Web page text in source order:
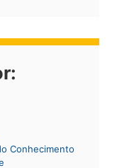
Conhecimento